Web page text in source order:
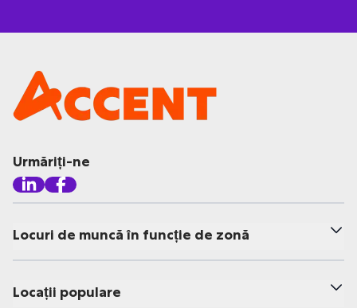
Urmăriți-ne
Locuri de muncă în funcție de zonă
Locații populare